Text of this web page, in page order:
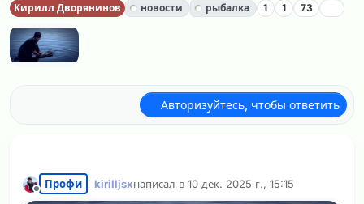
Кирилл Дворянинов новости рыбалка 1 1 73
Авторизуйтесь, чтобы ответить
Не в сети
Профи kirilljsxнаписал в 10 дек. 2025 г., 15:15
отредактировано kirilljsx12 окт. 2025 г.,